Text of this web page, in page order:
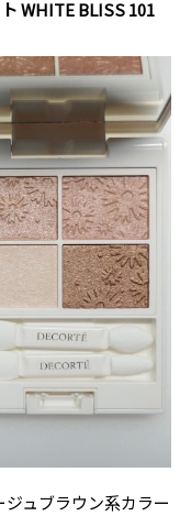
WHITE BLISS 101
ュブラウン系カラー